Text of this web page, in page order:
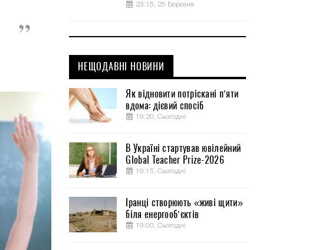
23:15, 25 Березня
НЕЩОДАВНІ НОВИНИ
Як відновити потріскані п’яти
вдома: дієвий спосіб
19:20, Сьогодні
В Україні стартував ювілейний
Global Teacher Prize-2026
19:15, Сьогодні
Іранці створюють «живі щити»
біля енергооб’єктів
19:00, Сьогодні